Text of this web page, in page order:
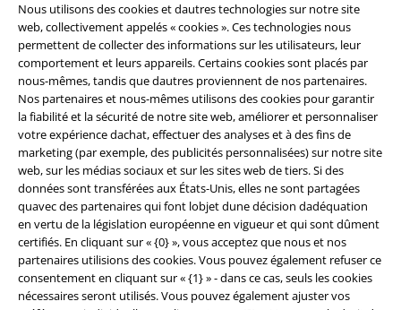
Nous utilisons des cookies et dautres technologies sur notre site
web, collectivement appelés « cookies ». Ces technologies nous
permettent de collecter des informations sur les utilisateurs, leur
comportement et leurs appareils. Certains cookies sont placés par
nous-mêmes, tandis que dautres proviennent de nos partenaires.
Nos partenaires et nous-mêmes utilisons des cookies pour garantir
la fiabilité et la sécurité de notre site web, améliorer et personnaliser
votre expérience dachat, effectuer des analyses et à des fins de
marketing (par exemple, des publicités personnalisées) sur notre site
web, sur les médias sociaux et sur les sites web de tiers. Si des
données sont transférées aux États-Unis, elles ne sont partagées
quavec des partenaires qui font lobjet dune décision dadéquation
en vertu de la législation européenne en vigueur et qui sont dûment
certifiés. En cliquant sur « {0} », vous acceptez que nous et nos
partenaires utilisions des cookies. Vous pouvez également refuser ce
consentement en cliquant sur « {1} » - dans ce cas, seuls les cookies
nécessaires seront utilisés. Vous pouvez également ajuster vos
Légal
Conditions générales